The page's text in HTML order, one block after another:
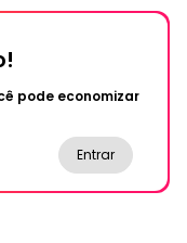
pode economizar
Entrar